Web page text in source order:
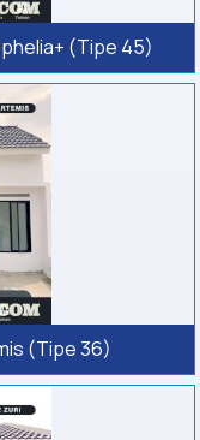
(Tipe 45)
(Tipe 36)